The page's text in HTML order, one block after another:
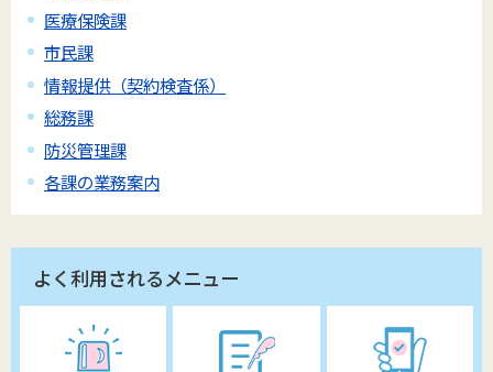
医療保険課
市民課
情報提供（契約検査係）
総務課
防災管理課
各課の業務案内
よく利用されるメニュー